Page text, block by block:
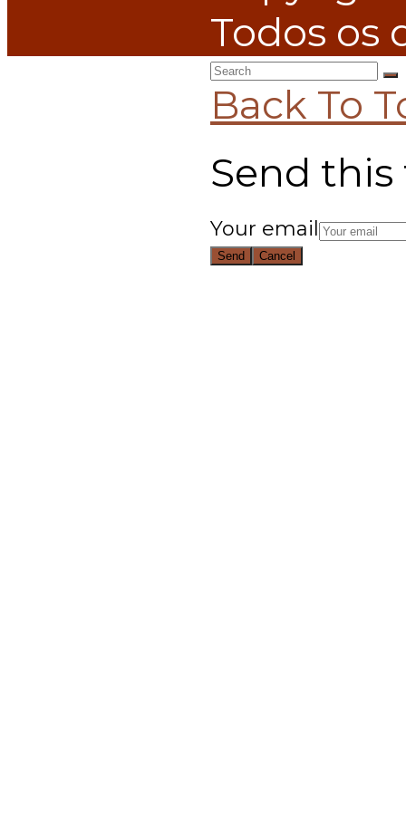
Todos os
Back To
Send
Your email
Send Cancel